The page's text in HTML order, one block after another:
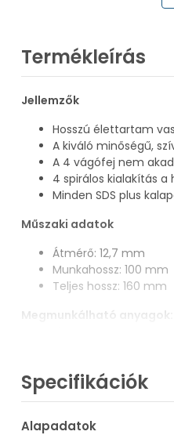
Termékleírás
Jellemzők
Hosszú élettartam
A kiváló minőségű,
A 4 vágófej nem
4 spirálos kialakítás
Minden SDS plus
Műszaki adatok
Átmérő: 12,7 mm
Munkahossz: 100 mm
Teljes hossz: 160 mm
Megmunkálható anyagok:
Falazat
Specifikációk
Alapadatok